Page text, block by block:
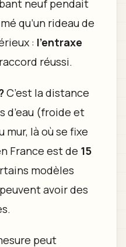
neuf pendait
qu’un rideau de
: l'entraxe
réussi.
C’est la distance
d’eau (froide et
là où se fixe
France est de 15
modèles
avoir des
peut